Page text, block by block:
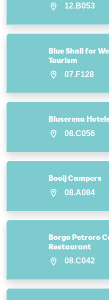
12.B053
Blue Shali for
Tourism
07.F128
Bluserena
08.C056
Booij Campers
08.A084
Borgo Petroro
Restaurant
08.C042